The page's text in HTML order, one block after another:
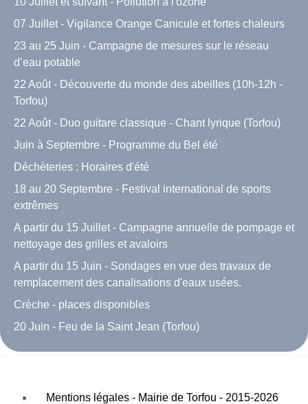
07 Juillet - Vigilance Orange Canicule et fortes chaleurs
23 au 25 Juin - Campagne de mesures sur le réseau
d’eau potable
22 Août - Découverte du monde des abeilles (10h-12h -
Torfou)
22 Août - Duo guitare classique - Chant lyrique (Torfou)
Juin à Septembre - Programme du Bel été
Déchèteries : Horaires d'été
18 au 20 Septembre - Festival international de sports
extrêmes
A partir du 15 Juillet - Campagne annuelle de pompage et
nettoyage des grilles et avaloirs
A partir du 15 Juin - Sondages en vue des travaux de
remplacement des canalisations d'eaux usées.
Crèche - places disponibles
20 Juin - Feu de la Saint Jean (Torfou)
Mentions légales - Mairie de Torfou - 2015-2026